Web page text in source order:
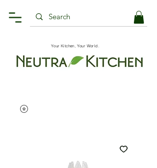
Your Kitchen, Your World.